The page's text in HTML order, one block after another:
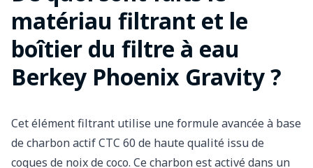
matériau filtrant et le
boîtier du filtre à eau
Berkey Phoenix Gravity ?
Cet élément filtrant utilise une formule avancée à base
de charbon actif CTC 60 de haute qualité issu de
coques de noix de coco. Ce charbon est activé dans un